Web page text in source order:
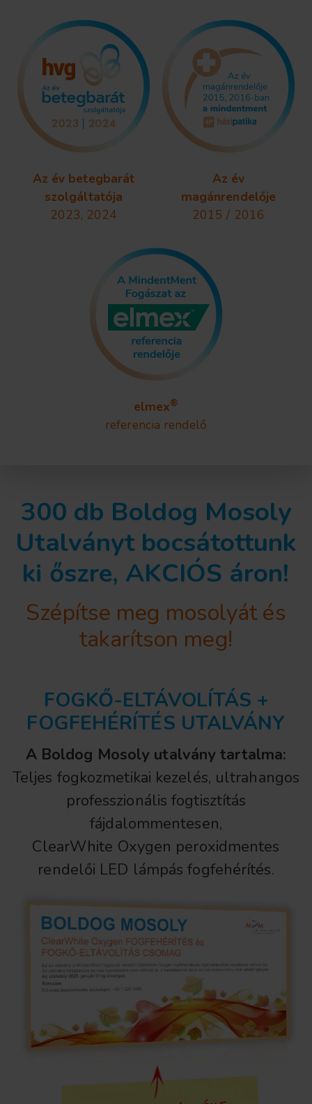
Az év betegbarát
szolgáltatója
2023, 2024
Az év
magánrendelője
2015 / 2016
elmex®
referencia rendelő
300 db Boldog Mosoly
Utalványt bocsátottunk
ki őszre, AKCIÓS áron!
Szépítse meg mosolyát és
takarítson meg!
FOGKŐ-ELTÁVOLÍTÁS +
FOGFEHÉRÍTÉS UTALVÁNY
A Boldog Mosoly utalvány tartalma:
Teljes fogkozmetikai kezelés, ultrahangos
professzionális fogtisztítás
fájdalommentesen,
ClearWhite Oxygen peroxidmentes
rendelői LED lámpás fogfehérítés.